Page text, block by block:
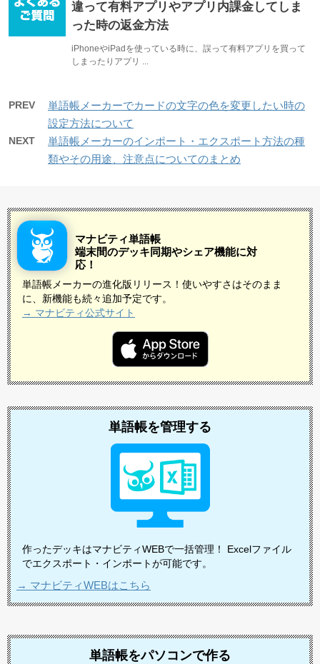
違って有料アプリやアプリ内課金してしま
った時の返金方法
iPhoneやiPadを使っている時に、誤って有料アプリを買って
しまったりアプリ ...
PREV
単語帳メーカーでカードの文字の色を変更したい時の
設定方法について
NEXT
単語帳メーカーのインポート・エクスポート方法の種
類やその用途、注意点についてのまとめ
マナビティ単語帳
端末間のデッキ同期やシェア機能に対
応！
単語帳メーカーの進化版リリース！使いやすさはそのまま
に、新機能も続々追加予定です。
→ マナビティ公式サイト
単語帳を管理する
作ったデッキはマナビティWEBで一括管理！ Excelファイル
でエクスポート・インポートが可能です。
→ マナビティWEBはこちら
単語帳をパソコンで作る